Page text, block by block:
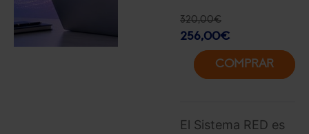
320,00€
256,00€
COMPRAR
El Sistema RED es